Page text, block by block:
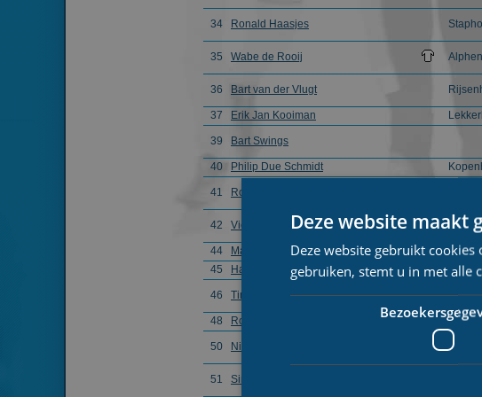
34
Ronald Haasjes
35
Wabe de Rooij
36
Bart van der Vlugt
37
Erik Jan Kooiman
39
Bart Swings
40
Philip Due Schmidt
41
Robin Snoek
42
Victor Ramler
44
Mats Stoltenborg
45
Harm Visser De
46
Timothy Loubineaud
48
Robert Post
50
Niels Immerzeel Wilnis
51
Simon Borsen
Deze website maakt
Deze website gebruikt
gebruiken, stemt u in met alle